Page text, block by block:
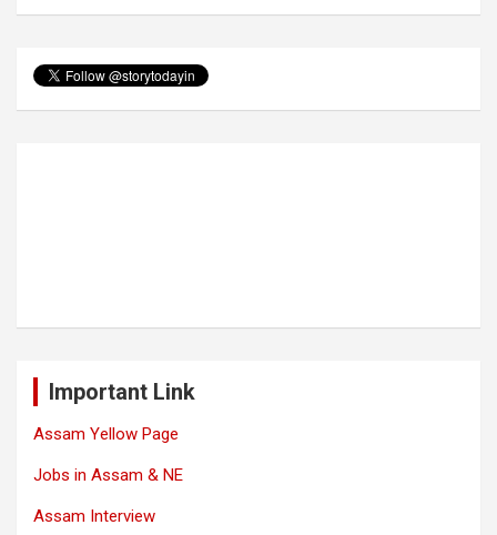
Important Link
Assam Yellow Page
Jobs in Assam & NE
Assam Interview